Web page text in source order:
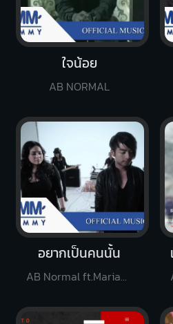
ใจน้อย
AB NORMAL
อยากเป็นคนนั้น
AB Normal ft.Mariam B5